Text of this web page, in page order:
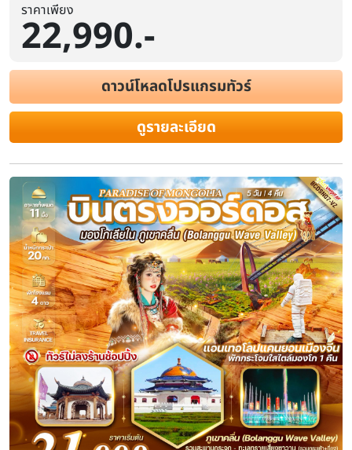
ไฮไลท์กรุงเทพฯ (สนามบินสุวรรณภูมิ) • ออร์ดอส มองโกเลียใน - เมือ
ต้อนรับแขกสไตล์มองโกล-สวมชุดพื้นเมืองมองโกล -**OPTION : เท
FESTIVAL) ** - ชมพระอาทิตย์ขึ้น ณ ทุ่งหญ้าออร์ดอส - ทะเลทรายเสี่ย
ทะเลทราย - เมืองออร์ดอส -**OPTION : กิจกรรมเกาะทรายหรรษาเซี
ทะเลสาบฮาซูเหมย - เมืองฮูฮอต – ศูนย์แสดงสินค้าผลิตภัณฑ์โคนมเหมิ
ราณไซ่ซ่าง - เมืองฮูฮอต - อุทยานภูเขาไฟอูลันฮาตา (รวมชุดอวกาศ
ส.ค. 14-19 / 23-28 / 28-2
6-11 / 11-16 / 20-25 / 25-30
ราคาเพียง
22,990.-
ดาวน์โหลดโปรแกรมทัวร์
ดูรายละเอียด